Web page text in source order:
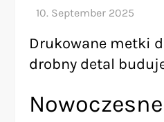
Drukowane metki
drobny detal